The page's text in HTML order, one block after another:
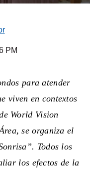
PM
para atender
viven en contextos
World Vision
se organiza el
Todos los
los efectos de la